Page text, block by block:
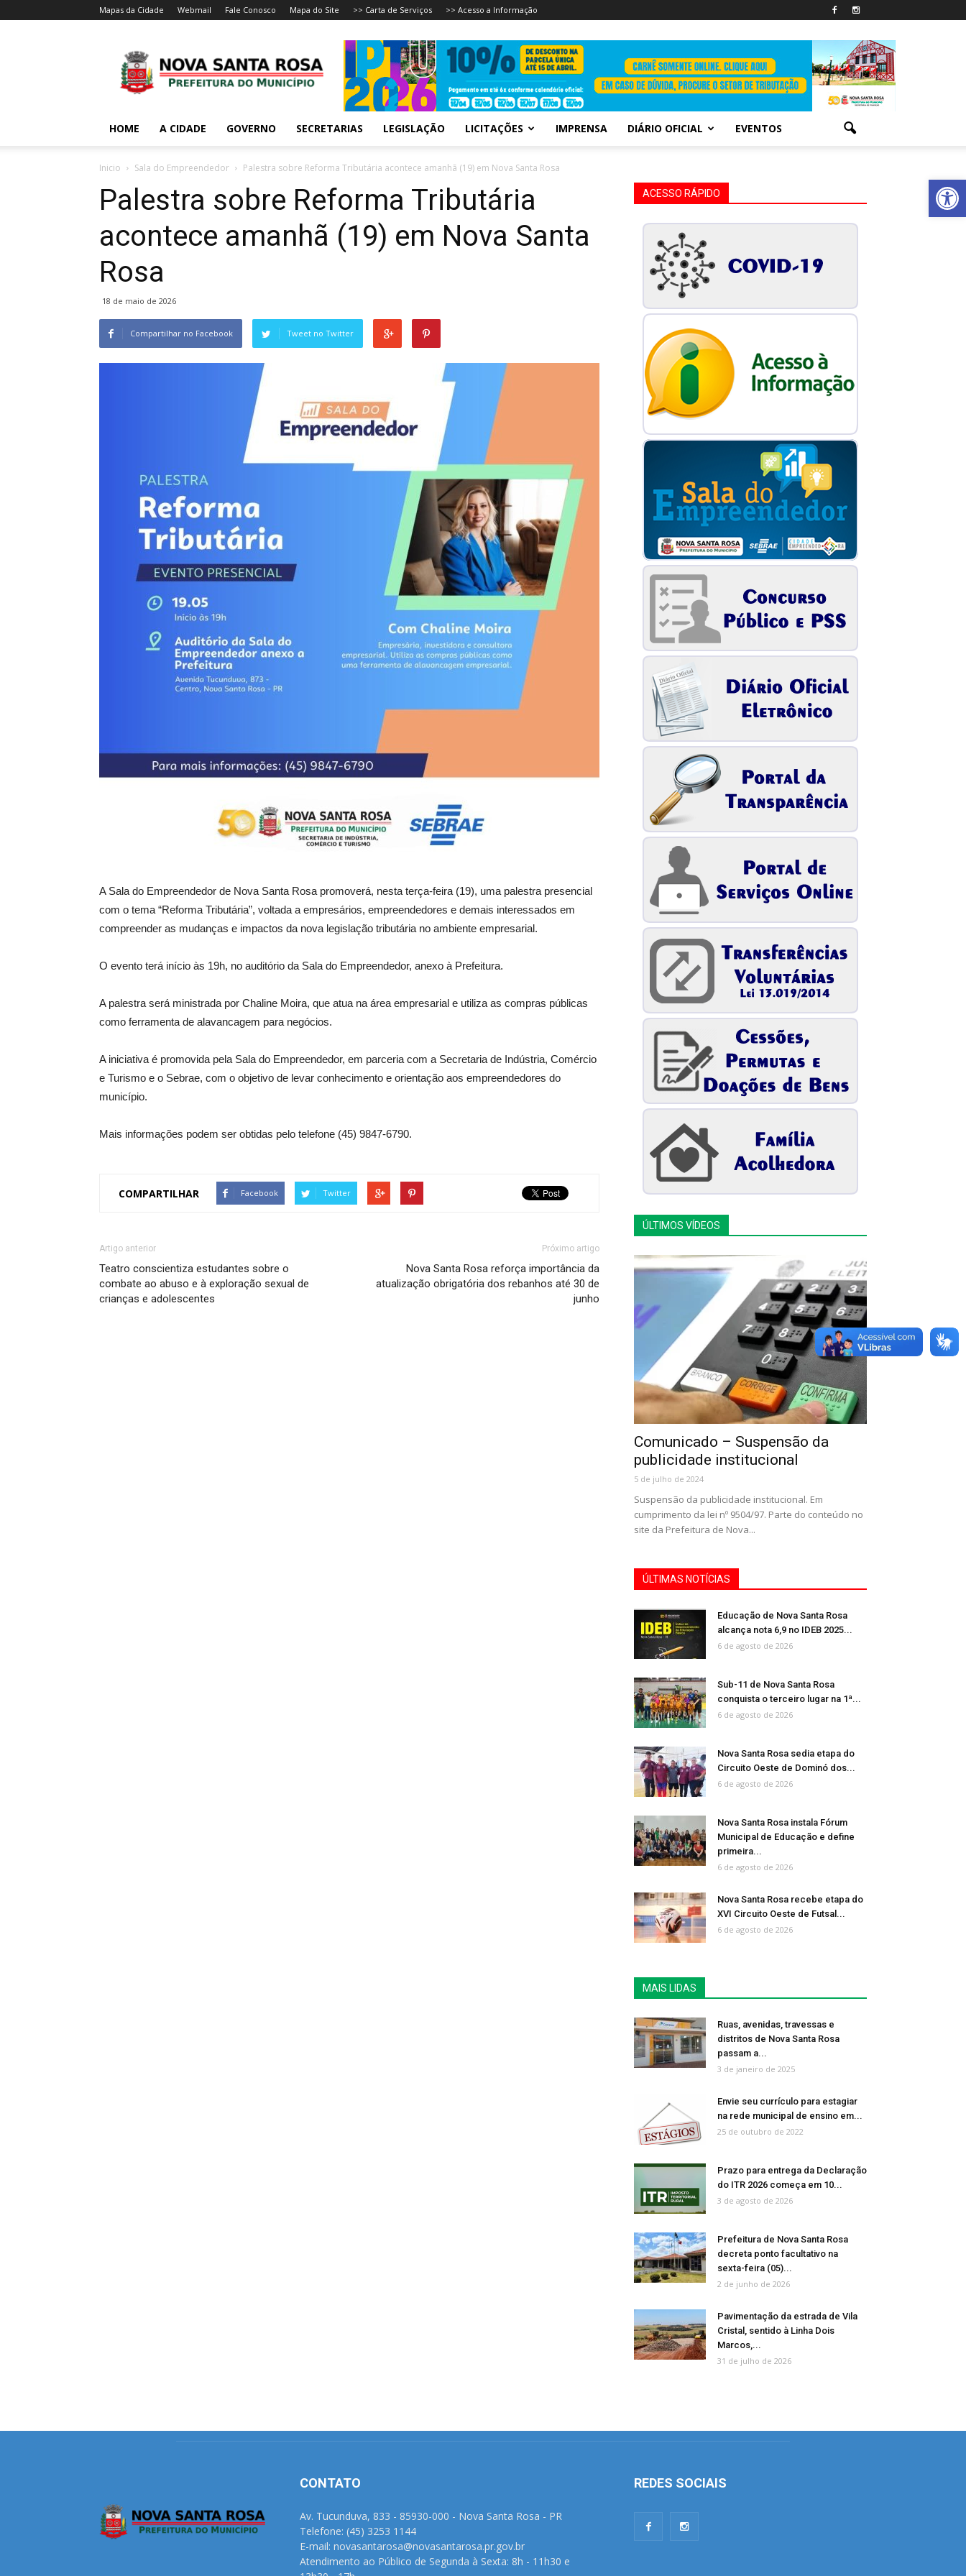
Abrir
Mapas da Cidade Webmail Fale Conosco Mapa do Site >> Carta de Serviços >> Acesso a Informação
HOME A CIDADE GOVERNO SECRETARIAS LEGISLAÇÃO LICITAÇÕES IMPRENSA DIÁRIO OFICIAL EVENTOS
Inicio Sala do Empreendedor Palestra sobre Reforma Tributária acontece amanhã (19) em Nova Santa Rosa
Palestra sobre Reforma Tributária
acontece amanhã (19) em Nova Santa
Rosa
18 de maio de 2026
Compartilhar no Facebook Tweet no Twitter
A Sala do Empreendedor de Nova Santa Rosa promoverá, nesta terça-feira (19), uma palestra presencial
com o tema “Reforma Tributária”, voltada a empresários, empreendedores e demais interessados em
compreender as mudanças e impactos da nova legislação tributária no ambiente empresarial.
O evento terá início às 19h, no auditório da Sala do Empreendedor, anexo à Prefeitura.
A palestra será ministrada por Chaline Moira, que atua na área empresarial e utiliza as compras públicas
como ferramenta de alavancagem para negócios.
A iniciativa é promovida pela Sala do Empreendedor, em parceria com a Secretaria de Indústria, Comércio
e Turismo e o Sebrae, com o objetivo de levar conhecimento e orientação aos empreendedores do
município.
Mais informações podem ser obtidas pelo telefone (45) 9847-6790.
COMPARTILHAR Facebook Twitter
Artigo anterior
Teatro conscientiza estudantes sobre o
combate ao abuso e à exploração sexual de
crianças e adolescentes
Próximo artigo
Nova Santa Rosa reforça importância da
atualização obrigatória dos rebanhos até 30 de
junho
ACESSO RÁPIDO
ÚLTIMOS VÍDEOS
Comunicado – Suspensão da
publicidade institucional
5 de julho de 2024
Suspensão da publicidade institucional. Em
cumprimento da lei nº 9504/97. Parte do conteúdo no
site da Prefeitura de Nova...
ÚLTIMAS NOTÍCIAS
Educação de Nova Santa Rosa
alcança nota 6,9 no IDEB 2025...
6 de agosto de 2026
Sub-11 de Nova Santa Rosa
conquista o terceiro lugar na 1ª...
6 de agosto de 2026
Nova Santa Rosa sedia etapa do
Circuito Oeste de Dominó dos...
6 de agosto de 2026
Nova Santa Rosa instala Fórum
Municipal de Educação e define
primeira...
6 de agosto de 2026
Nova Santa Rosa recebe etapa do
XVI Circuito Oeste de Futsal...
6 de agosto de 2026
MAIS LIDAS
Ruas, avenidas, travessas e
distritos de Nova Santa Rosa
passam a...
3 de janeiro de 2025
Envie seu currículo para estagiar
na rede municipal de ensino em...
25 de outubro de 2022
Prazo para entrega da Declaração
do ITR 2026 começa em 10...
3 de agosto de 2026
Prefeitura de Nova Santa Rosa
decreta ponto facultativo na
sexta-feira (05)...
2 de junho de 2026
Pavimentação da estrada de Vila
Cristal, sentido à Linha Dois
Marcos,...
31 de julho de 2026
CONTATO
Av. Tucunduva, 833 - 85930-000 - Nova Santa Rosa - PR
Telefone: (45) 3253 1144
E-mail: novasantarosa@novasantarosa.pr.gov.br
Atendimento ao Público de Segunda à Sexta: 8h - 11h30 e
REDES SOCIAIS